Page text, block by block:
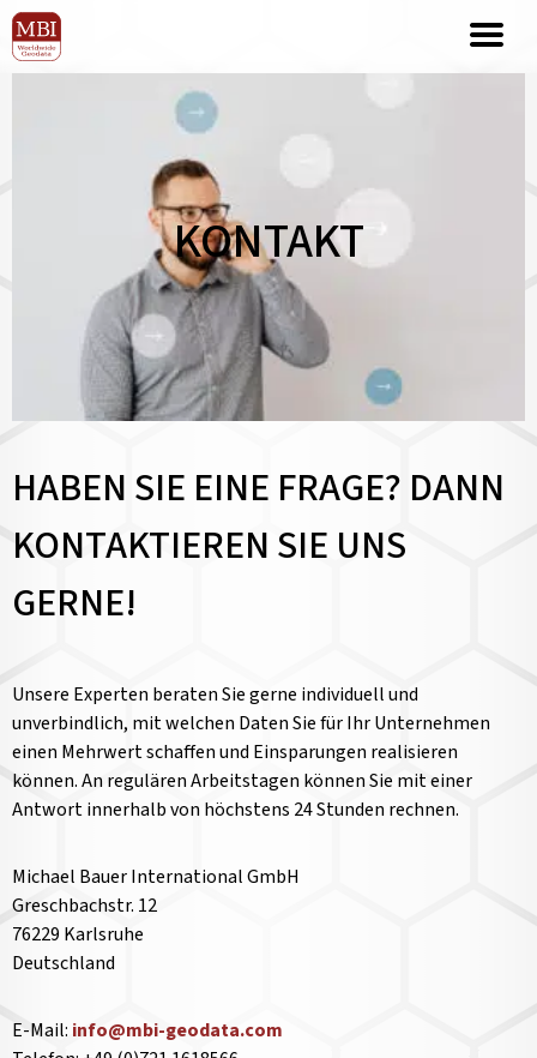
KONTAKT
HABEN SIE EINE FRAGE? DANN
KONTAKTIEREN SIE UNS
GERNE!
Unsere Experten beraten Sie gerne individuell und
unverbindlich, mit welchen Daten Sie für Ihr Unternehmen
einen Mehrwert schaffen und Einsparungen realisieren
können. An regulären Arbeitstagen können Sie mit einer
Antwort innerhalb von höchstens 24 Stunden rechnen.
Michael Bauer International GmbH
Greschbachstr. 12
76229 Karlsruhe
Deutschland
E-Mail: info@mbi-geodata.com